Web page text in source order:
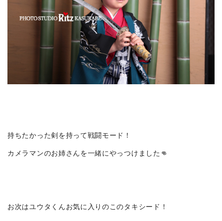
持ちたかった剣を持って戦闘モード！
カメラマンのお姉さんを一緒にやっつけました👊
お次はユウタくんお気に入りのこのタキシード！